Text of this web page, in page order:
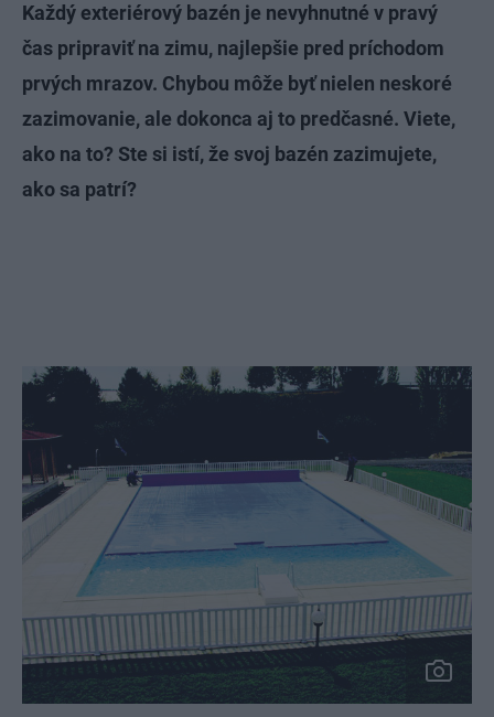
Každý exteriérový bazén je nevyhnutné v pravý
čas pripraviť na zimu, najlepšie pred príchodom
prvých mrazov. Chybou môže byť nielen neskoré
zazimovanie, ale dokonca aj to predčasné. Viete,
ako na to? Ste si istí, že svoj bazén zazimujete,
ako sa patrí?